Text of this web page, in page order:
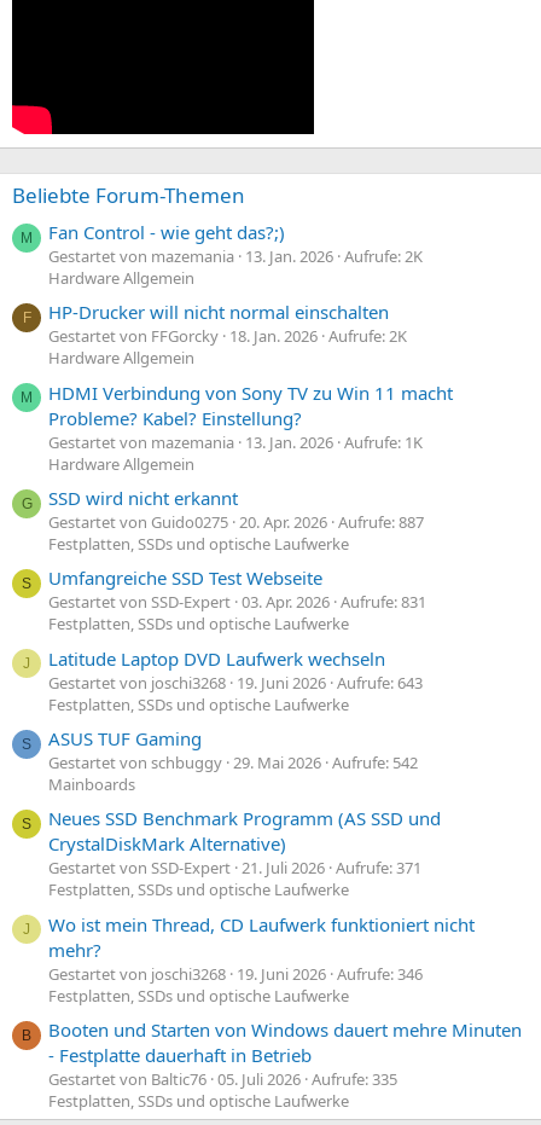
Beliebte Forum-Themen
M Fan Control - wie geht das?;)
Gestartet von mazemania 13. Jan. 2026 Aufrufe: 2K
Hardware Allgemein
F HP-Drucker will nicht normal einschalten
Gestartet von FFGorcky 18. Jan. 2026 Aufrufe: 2K
Hardware Allgemein
M
HDMI Verbindung von Sony TV zu Win 11 macht
Probleme? Kabel? Einstellung?
Gestartet von mazemania 13. Jan. 2026 Aufrufe: 1K
Hardware Allgemein
G SSD wird nicht erkannt
Gestartet von Guido0275 20. Apr. 2026 Aufrufe: 887
Festplatten, SSDs und optische Laufwerke
S Umfangreiche SSD Test Webseite
Gestartet von SSD-Expert 03. Apr. 2026 Aufrufe: 831
Festplatten, SSDs und optische Laufwerke
J Latitude Laptop DVD Laufwerk wechseln
Gestartet von joschi3268 19. Juni 2026 Aufrufe: 643
Festplatten, SSDs und optische Laufwerke
S ASUS TUF Gaming
Gestartet von schbuggy 29. Mai 2026 Aufrufe: 542
Mainboards
S
Neues SSD Benchmark Programm (AS SSD und
CrystalDiskMark Alternative)
Gestartet von SSD-Expert 21. Juli 2026 Aufrufe: 371
Festplatten, SSDs und optische Laufwerke
J
Wo ist mein Thread, CD Laufwerk funktioniert nicht
mehr?
Gestartet von joschi3268 19. Juni 2026 Aufrufe: 346
Festplatten, SSDs und optische Laufwerke
B
Booten und Starten von Windows dauert mehre Minuten
- Festplatte dauerhaft in Betrieb
Gestartet von Baltic76 05. Juli 2026 Aufrufe: 335
Festplatten, SSDs und optische Laufwerke